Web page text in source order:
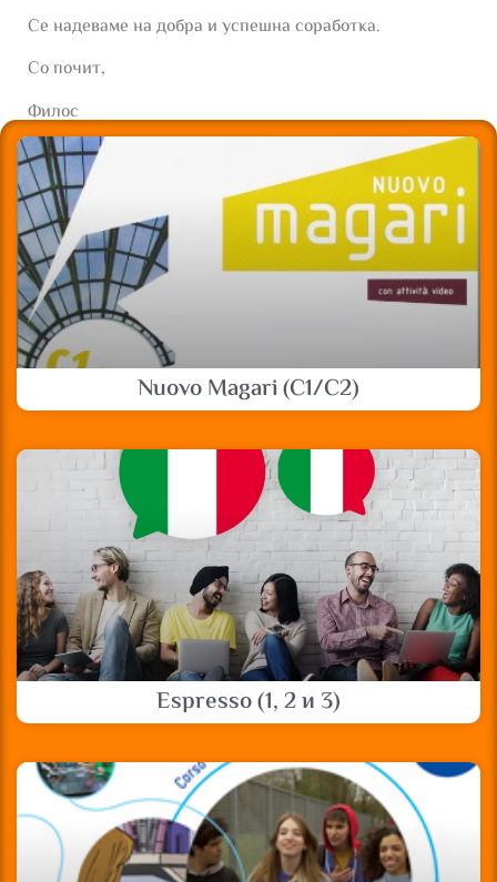
Се надеваме на добра и успешна соработка.
Со почит,
Филос
Nuovo Magari (C1/C2)
Espresso (1, 2 и 3)